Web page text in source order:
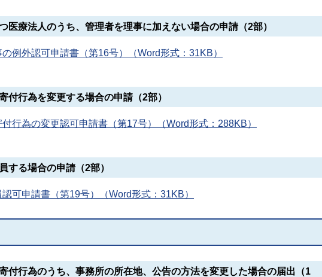
医療法人のうち、管理者を理事に加えない場合の申請（2部）
例外認可申請書（第16号）（Word形式：31KB）
付行為を変更する場合の申請（2部）
行為の変更認可申請書（第17号）（Word形式：288KB）
する場合の申請（2部）
可申請書（第19号）（Word形式：31KB）
付行為のうち、事務所の所在地、公告の方法を変更した場合の届出（1